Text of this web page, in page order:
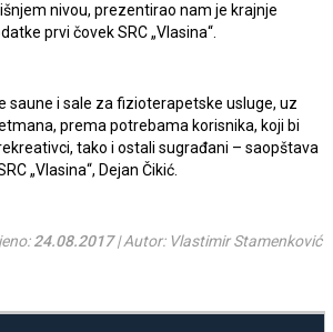
nivou, prezentirao nam je krajnje
prvi čovek SRC „Vlasina“.
saune i sale za fizioterapetske usluge, uz
prema potrebama korisnika, koji bi
tako i ostali sugrađani – saopštava
„Vlasina“, Dejan Čikić.
24.08.2017| Autor: Vlastimir Stamenković